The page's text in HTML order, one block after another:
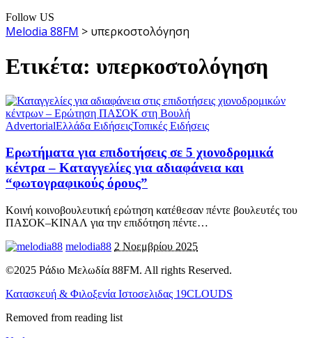
Follow US
Melodia 88FM > υπερκοστολόγηση
Ετικέτα: υπερκοστολόγηση
AdvertorialΕλλάδα ΕιδήσειςΤοπικές Ειδήσεις
Ερωτήματα για επιδοτήσεις σε 5 χιονοδρομικά
κέντρα – Καταγγελίες για αδιαφάνεια και
“φωτογραφικούς όρους”
Κοινή κοινοβουλευτική ερώτηση κατέθεσαν πέντε βουλευτές του
ΠΑΣΟΚ–ΚΙΝΑΛ για την επιδότηση πέντε…
melodia88 2 Νοεμβρίου 2025
©2025 Ράδιο Μελωδία 88FM. All rights Reserved.
Κατασκευή & Φιλοξενία Ιστοσελιδας 19CLOUDS
Removed from reading list